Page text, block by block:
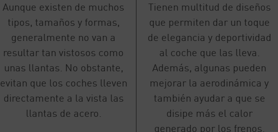
Aunque existen de muchos
tipos, tamaños y formas,
generalmente no van a
resultar tan vistosos como
unas llantas. No obstante,
evitan que los coches lleven
directamente a la vista las
llantas de acero.
Tienen multitud de diseños
que permiten dar un toque
de elegancia y deportividad
al coche que las lleva.
Además, algunas pueden
mejorar la aerodinámica y
también ayudar a que se
disipe más el calor
generado por los frenos.